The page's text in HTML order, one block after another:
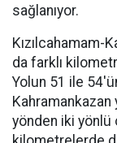
sağlanıyor.
Kızılcahamam-
da farklı
Yolun 51 ile
Kahramankazan
yönden iki